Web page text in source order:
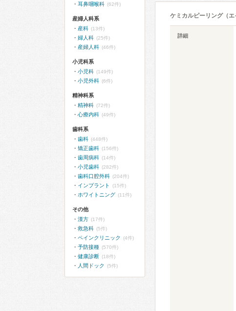
ケミカルピーリング（
詳細
耳鼻咽喉科 (62件)
産婦人科系
産科 (13件)
婦人科 (25件)
産婦人科 (46件)
小児科系
小児科 (149件)
小児外科 (6件)
精神科系
精神科 (72件)
心療内科 (49件)
歯科系
歯科 (448件)
矯正歯科 (156件)
歯周病科 (14件)
小児歯科 (282件)
歯科口腔外科 (204件)
インプラント (15件)
ホワイトニング (11件)
その他
漢方 (17件)
救急科 (5件)
ペインクリニック (4件)
予防接種 (570件)
健康診断 (18件)
人間ドック (5件)